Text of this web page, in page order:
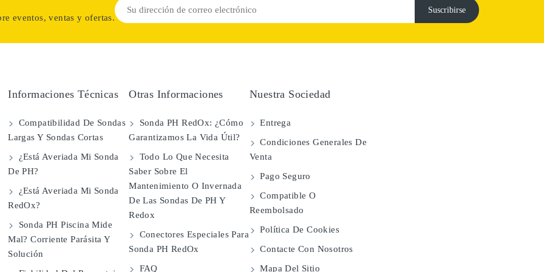
eventos, ventas y ofertas.
Informaciones Técnicas
Compatibilidad De Sondas
Largas Y Sondas Cortas
¿Está Averiada Mi Sonda
De PH?
¿Está Averiada Mi Sonda
RedOx?
Sonda PH Piscina Mide
Mal? Corriente Parásita Y
Solución
Otras Informaciones
Sonda PH RedOx: ¿Cómo
Garantizamos La Vida Útil?
Todo Lo Que Necesita
Saber Sobre El
Mantenimiento O Invernada
De Las Sondas De PH Y
Redox
Conectores Especiales Para
Sonda PH RedOx
FAQ
Nuestra Sociedad
Entrega
Condiciones Generales De
Venta
Pago Seguro
Compatible O
Reembolsado
Política De Cookies
Contacte Con Nosotros
Mapa Del Sitio